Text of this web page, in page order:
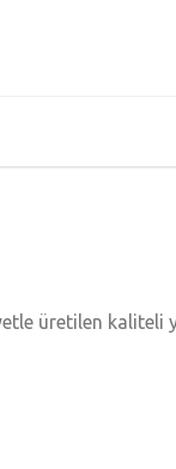
üretilen kaliteli